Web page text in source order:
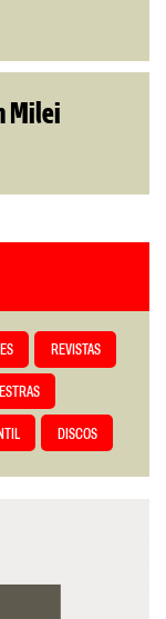
Milei
REVISTAS
DISCOS